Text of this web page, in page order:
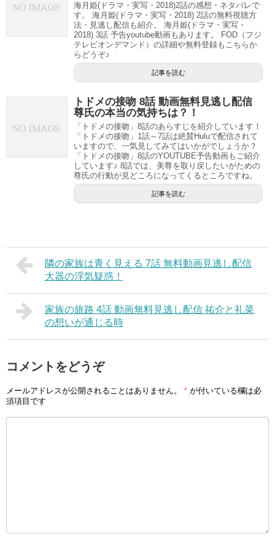
海月姫(ドラマ・実写・2018)2話の感想・ネタバレで
す。 海月姫(ドラマ・実写・2018) 2話の無料視聴方
法・見逃し配信も紹介。 海月姫(ドラマ・実写・
2018) 3話 予告youtube動画もあります。 FOD（フジ
テレビオンデマンド）の詳細や無料登録もこちらか
らどうぞ♪
記事を読む
トドメの接吻 8話 動画無料見逃し配信
尊氏の本当の気持ちは？！
「トドメの接吻」8話のあらすじを紹介しています！
「トドメの接吻」1話～7話は絶賛Huluで配信されて
いますので、一気見してみてはいかがでしょうか？
「トドメの接吻」8話のYOUTUBE予告動画もご紹介
しています♪ 8話では、美尊を取り戻したいがための
尊氏の行動が見どころになってくるところですね。
記事を読む
隣の家族は青く見える 7話 無料動画見逃し配信
大器の浮気疑惑！
家族の旅路 4話 動画無料見逃し配信 祐介と礼菜
の想いが通じる時
コメントをどうぞ
メールアドレスが公開されることはありません。 * が付いている欄は必
須項目です